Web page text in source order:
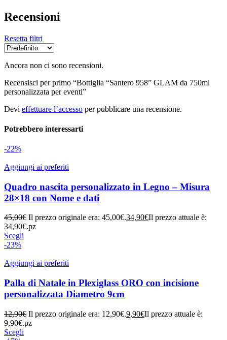
Recensioni
Resetta filtri
Ancora non ci sono recensioni.
Recensisci per primo “Bottiglia “Santero 958” GLAM da 750ml
personalizzata per eventi”
Devi effettuare l’accesso per pubblicare una recensione.
Potrebbero interessarti
-22%
Aggiungi ai preferiti
Quadro nascita personalizzato in Legno – Misura
28×18 con Nome e dati
45,00€ Il prezzo originale era: 45,00€.34,90€Il prezzo attuale è:
34,90€.pz
Scegli
-23%
Aggiungi ai preferiti
Palla di Natale in Plexiglass ORO con incisione
personalizzata Diametro 9cm
12,90€ Il prezzo originale era: 12,90€.9,90€Il prezzo attuale è:
9,90€.pz
Scegli